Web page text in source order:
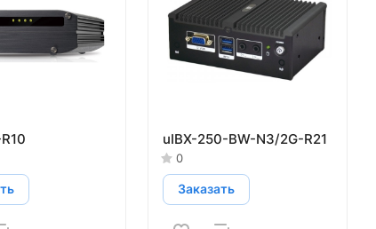
uIBX-250-BW-N3/2G-R21
0
Заказать